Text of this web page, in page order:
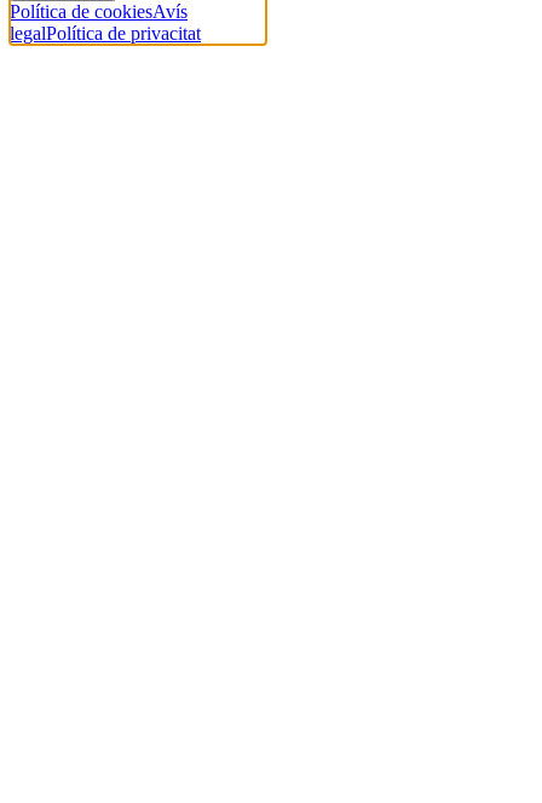
Política de cookiesAvís
legalPolítica de privacitat